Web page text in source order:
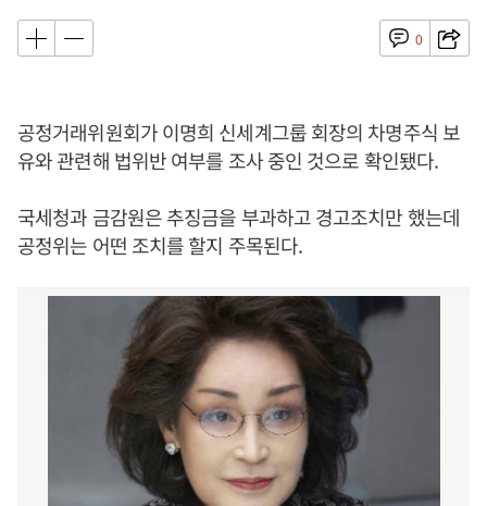
0
공정거래위원회가 이명희 신세계그룹 회장의 차명주식 보
유와 관련해 법위반 여부를 조사 중인 것으로 확인됐다.
국세청과 금감원은 추징금을 부과하고 경고조치만 했는데
공정위는 어떤 조치를 할지 주목된다.